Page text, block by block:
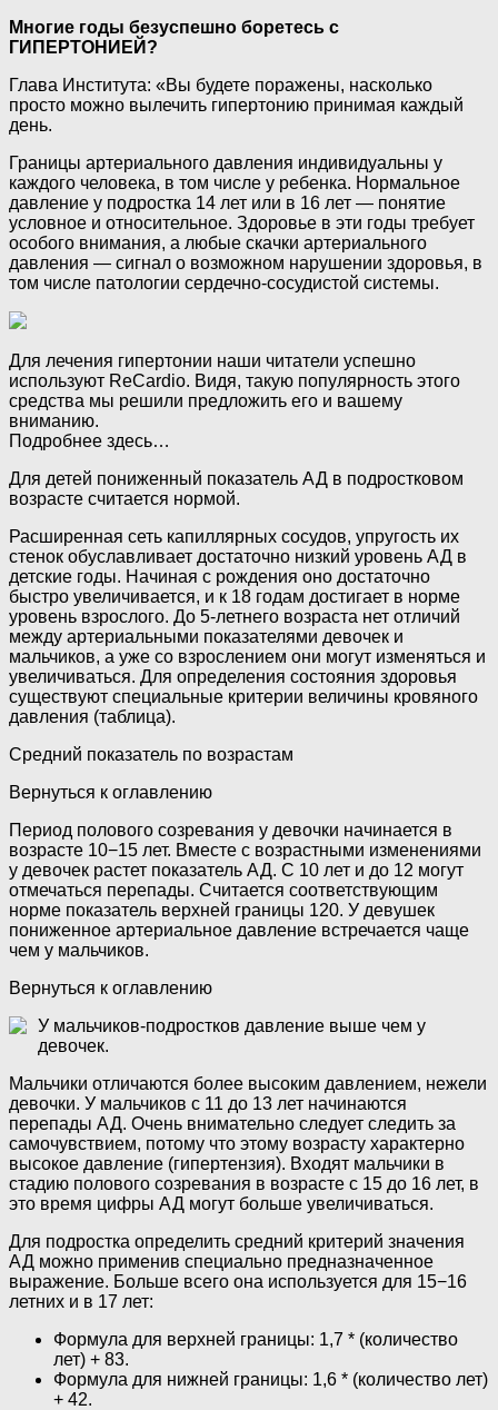
Многие годы безуспешно боретесь с
ГИПЕРТОНИЕЙ?
Глава Института: «Вы будете поражены, насколько
просто можно вылечить гипертонию принимая каждый
день.
Границы артериального давления индивидуальны у
каждого человека, в том числе у ребенка. Нормальное
давление у подростка 14 лет или в 16 лет — понятие
условное и относительное. Здоровье в эти годы требует
особого внимания, а любые скачки артериального
давления — сигнал о возможном нарушении здоровья, в
том числе патологии сердечно-сосудистой системы.
Для лечения гипертонии наши читатели успешно
используют ReCardio. Видя, такую популярность этого
средства мы решили предложить его и вашему
вниманию.
Подробнее здесь…
Для детей пониженный показатель АД в подростковом
возрасте считается нормой.
Расширенная сеть капиллярных сосудов, упругость их
стенок обуславливает достаточно низкий уровень АД в
детские годы. Начиная с рождения оно достаточно
быстро увеличивается, и к 18 годам достигает в норме
уровень взрослого. До 5-летнего возраста нет отличий
между артериальными показателями девочек и
мальчиков, а уже со взрослением они могут изменяться и
увеличиваться. Для определения состояния здоровья
существуют специальные критерии величины кровяного
давления (таблица).
Средний показатель по возрастам
Вернуться к оглавлению
Период полового созревания у девочки начинается в
возрасте 10−15 лет. Вместе с возрастными изменениями
у девочек растет показатель АД. С 10 лет и до 12 могут
отмечаться перепады. Считается соответствующим
норме показатель верхней границы 120. У девушек
пониженное артериальное давление встречается чаще
чем у мальчиков.
Вернуться к оглавлению
У мальчиков-подростков давление выше чем у
девочек.
Мальчики отличаются более высоким давлением, нежели
девочки. У мальчиков с 11 до 13 лет начинаются
перепады АД. Очень внимательно следует следить за
самочувствием, потому что этому возрасту характерно
высокое давление (гипертензия). Входят мальчики в
стадию полового созревания в возрасте с 15 до 16 лет, в
это время цифры АД могут больше увеличиваться.
Для подростка определить средний критерий значения
АД можно применив специально предназначенное
выражение. Больше всего она используется для 15−16
летних и в 17 лет:
Формула для верхней границы: 1,7 * (количество
лет) + 83.
Формула для нижней границы: 1,6 * (количество лет)
+ 42.